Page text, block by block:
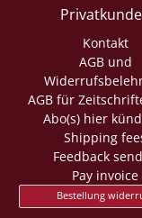
Kontakt
AGB und
AGB für
Abo(s) hier
Shipping
Feedback
Pay invoice
Bestellung